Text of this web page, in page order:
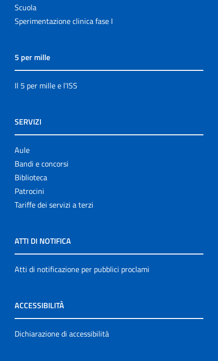
Scuola
Sperimentazione clinica fase I
5 per mille
Il 5 per mille e l'ISS
SERVIZI
Aule
Bandi e concorsi
Biblioteca
Patrocini
Tariffe dei servizi a terzi
ATTI DI NOTIFICA
Atti di notificazione per pubblici proclami
ACCESSIBILITÀ
Dichiarazione di accessibilità